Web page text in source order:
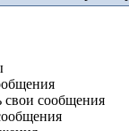
свои сообщения